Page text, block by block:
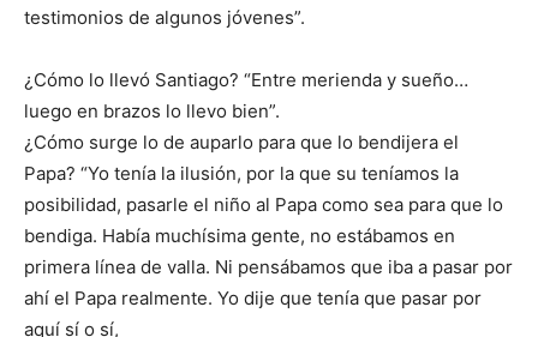
testimonios de algunos jóvenes”.
¿Cómo lo llevó Santiago? “Entre merienda y sueño…
luego en brazos lo llevo bien”.
¿Cómo surge lo de auparlo para que lo bendijera el
Papa? “Yo tenía la ilusión, por la que su teníamos la
posibilidad, pasarle el niño al Papa como sea para que lo
bendiga. Había muchísima gente, no estábamos en
primera línea de valla. Ni pensábamos que iba a pasar por
ahí el Papa realmente. Yo dije que tenía que pasar por
aquí sí o sí,